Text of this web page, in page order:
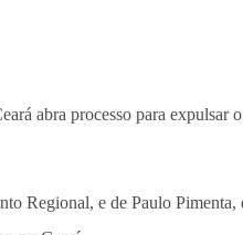
abra processo para expulsar
Regional, e de Paulo